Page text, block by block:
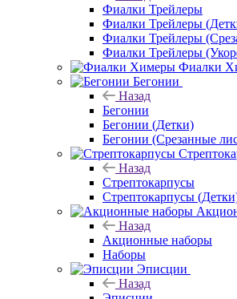
Фиалки Трейлеры
Фиалки Трейлеры
Фиалки Трейлеры
Фиалки Трейлеры
Фиалки
Бегонии
Назад
Бегонии
Бегонии (Детки)
Бегонии (Срезанные
Назад
Стрептокарпусы
Стрептокарпусы
Назад
Акционные наборы
Наборы
Эписции
Назад